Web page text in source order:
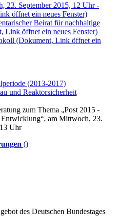
23. September 2015, 12 Uhr -
öffnet ein neues Fenster)
Beirat für nachhaltige
Link öffnet ein neues Fenster)
(Dokument, Link öffnet ein
(2013-2017)
und Reaktorsicherheit
zum Thema „Post 2015 -
am Mittwoch, 23.
Uhr
()
des Deutschen Bundestages